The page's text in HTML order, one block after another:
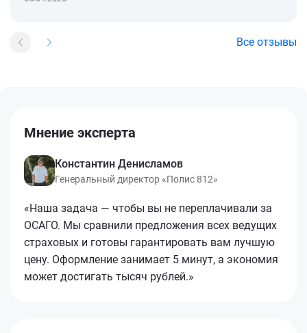
Все отзывы
Мнение эксперта
Константин Денисламов
Генеральный директор «Полис 812»
«Наша задача — чтобы вы не переплачивали за
ОСАГО. Мы сравнили предложения всех ведущих
страховых и готовы гарантировать вам лучшую
цену. Оформление занимает 5 минут, а экономия
может достигать тысяч рублей.»